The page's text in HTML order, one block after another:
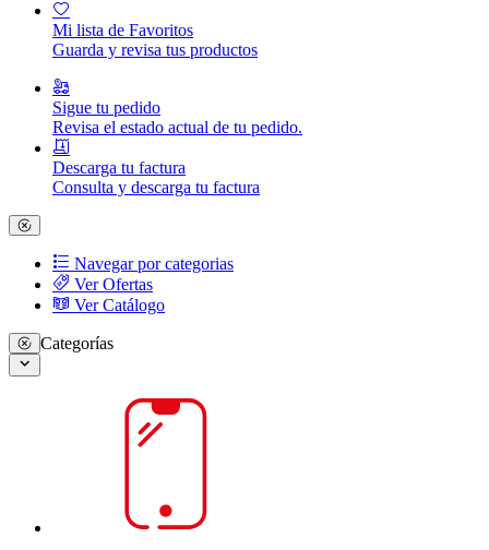
Mi lista de Favoritos
Guarda y revisa tus productos
Sigue tu pedido
Revisa el estado actual de tu pedido.
Descarga tu factura
Consulta y descarga tu factura
Navegar por categorias
Ver Ofertas
Ver Catálogo
Categorías